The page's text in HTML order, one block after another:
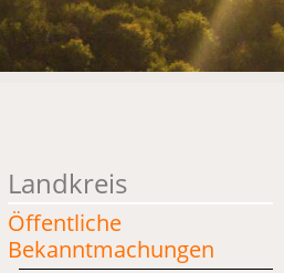
Landkreis
Öffentliche
Bekanntmachungen